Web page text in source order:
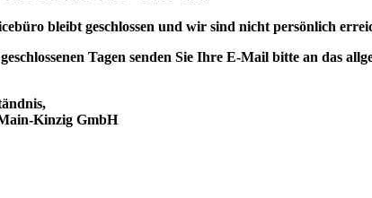
bleibt geschlossen und wir sind nicht persönlich
Tagen senden Sie Ihre E-Mail bitte an das
Kinzig GmbH